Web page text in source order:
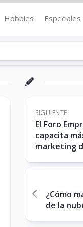
Hobbies Especiales
la
No-
cat
SIGUIENTE
El Foro
capacita
marketing
¿Cómo
de la